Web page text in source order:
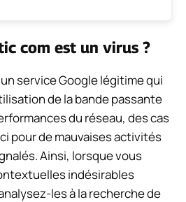
com est un virus ?
service Google légitime qui
de la bande passante
du réseau, des cas
pour de mauvaises activités
Ainsi, lorsque vous
indésirables
les à la recherche de